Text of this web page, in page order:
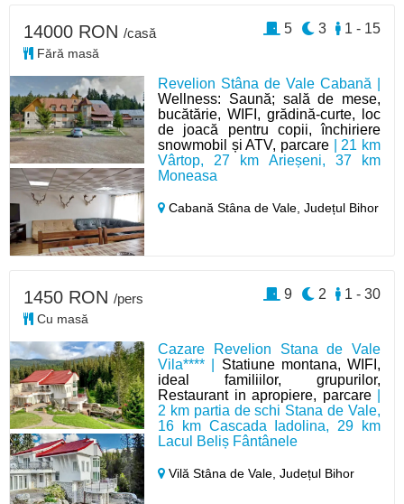
Revelion Stâna de Vale Cabană |
Wellness: Saună; sală de mese,
bucătărie, WIFI, grădină-curte, loc
de joacă pentru copii, închiriere
snowmobil și ATV, parcare | 21 km
Vârtop, 27 km Arieșeni, 37 km
Moneasa
Cabană Stâna de Vale,Județul Bihor
14000 RON /casă
Fără masă
1 - 15
3
5
Cazare Revelion Stana de Vale
Vila**** | Statiune montana, WIFI,
ideal familiilor, grupurilor,
Restaurant in apropiere, parcare|
2 km partia de schi Stana de Vale,
16 km Cascada Iadolina, 29 km
Lacul Beliș Fântânele
Vilă Stâna de Vale,Județul Bihor
1450 RON /pers
Cu masă
1 - 30
2
9